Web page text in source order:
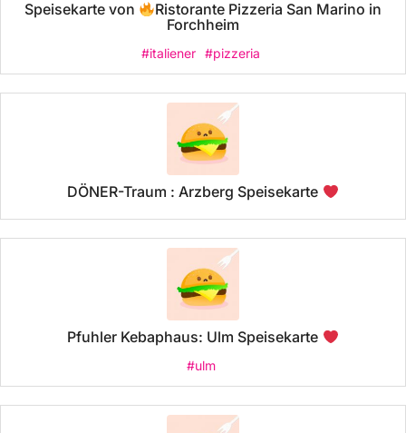
Speisekarte von
Ristorante Pizzeria San Marino in
Forchheim
#italiener #pizzeria
DÖNER-Traum : Arzberg Speisekarte
Pfuhler Kebaphaus: Ulm Speisekarte
#ulm